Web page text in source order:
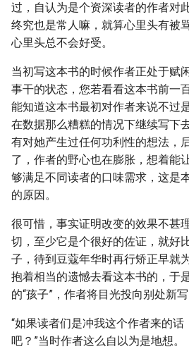
过，自认为是个资深读者的作者对
终究也是常人嘛，就算心里头有被
心里头总不会好受。
当初写这本书的时候作者正处于赋
事干的状态，您若看看这本书前一
能知道这本书最初对作者来说不过
在数据那么糟糕的情况下继续写下
有对她产生过任何功利性的想法，
了，作者的野心也在膨胀，想着能
够满足不同读者的口味需求，这是
的原因。
很可惜，事实证明改变的效果不甚
切，至少它是个很好的佐证，就好
子，待到豆蔻年华时再行矫正早就
抱着相当的遗憾去看这本书的，于
的“孩子”，作者将目光投向别处新
“如果读者们是冲我这个作者来的
吧？”当时作者这么自以为是地想。